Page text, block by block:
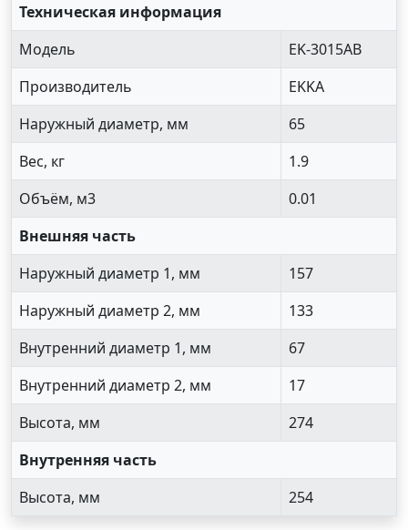
Техническая информация
Модель
EK-3015AB
Производитель
EKKA
Наружный диаметр, мм
65
Вес, кг
1.9
Объём, м3
0.01
Внешняя часть
Наружный диаметр 1, мм
157
Наружный диаметр 2, мм
133
Внутренний диаметр 1, мм
67
Внутренний диаметр 2, мм
17
Высота, мм
274
Внутренняя часть
Высота, мм
254